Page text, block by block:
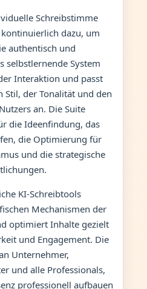
Schreibstimme
dazu, um
authentisch und
selbstlernende System
Interaktion und passt
der Tonalität und den
an. Die Suite
die Ideenfindung, das
die Optimierung für
und die strategische
KI-Schreibtools
Mechanismen der
optimiert Inhalte gezielt
und Engagement. Die
Unternehmer,
und alle Professionals,
professionell aufbauen